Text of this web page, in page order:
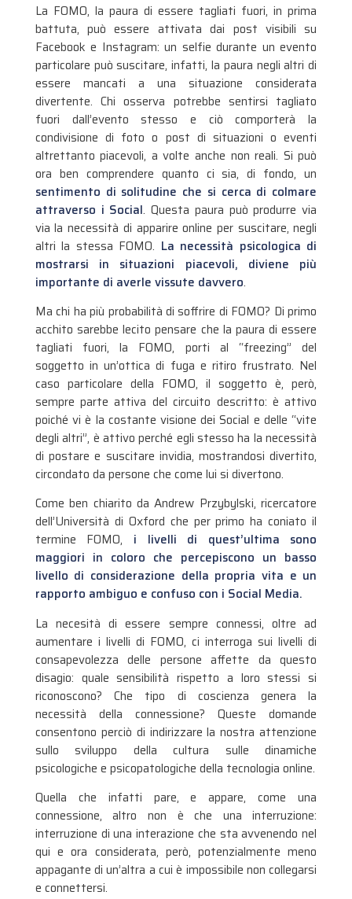
La FOMO, la paura di essere tagliati fuori, in prima
battuta, può essere attivata dai post visibili su
Facebook e Instagram: un selfie durante un evento
particolare può suscitare, infatti, la paura negli altri di
essere mancati a una situazione considerata
divertente. Chi osserva potrebbe sentirsi tagliato
fuori dall’evento stesso e ciò comporterà la
condivisione di foto o post di situazioni o eventi
altrettanto piacevoli, a volte anche non reali. Si può
ora ben comprendere quanto ci sia, di fondo, un
sentimento di solitudine che si cerca di colmare
attraverso i Social. Questa paura può produrre via
via la necessità di apparire online per suscitare, negli
altri la stessa FOMO. La necessità psicologica di
mostrarsi in situazioni piacevoli, diviene più
importante di averle vissute davvero.
Ma chi ha più probabilità di soffrire di FOMO? Di primo
acchito sarebbe lecito pensare che la paura di essere
tagliati fuori, la FOMO, porti al “freezing” del
soggetto in un’ottica di fuga e ritiro frustrato. Nel
caso particolare della FOMO, il soggetto è, però,
sempre parte attiva del circuito descritto: è attivo
poiché vi è la costante visione dei Social e delle “vite
degli altri”, è attivo perché egli stesso ha la necessità
di postare e suscitare invidia, mostrandosi divertito,
circondato da persone che come lui si divertono.
Come ben chiarito da Andrew Przybylski, ricercatore
dell’Università di Oxford che per primo ha coniato il
termine FOMO, i livelli di quest’ultima sono
maggiori in coloro che percepiscono un basso
livello di considerazione della propria vita e un
rapporto ambiguo e confuso con i Social Media.
La necesità di essere sempre connessi, oltre ad
aumentare i livelli di FOMO, ci interroga sui livelli di
consapevolezza delle persone affette da questo
disagio: quale sensibilità rispetto a loro stessi si
riconoscono? Che tipo di coscienza genera la
necessità della connessione? Queste domande
consentono perciò di indirizzare la nostra attenzione
sullo sviluppo della cultura sulle dinamiche
psicologiche e psicopatologiche della tecnologia online.
Quella che infatti pare, e appare, come una
connessione, altro non è che una interruzione:
interruzione di una interazione che sta avvenendo nel
qui e ora considerata, però, potenzialmente meno
appagante di un’altra a cui è impossibile non collegarsi
e connettersi.